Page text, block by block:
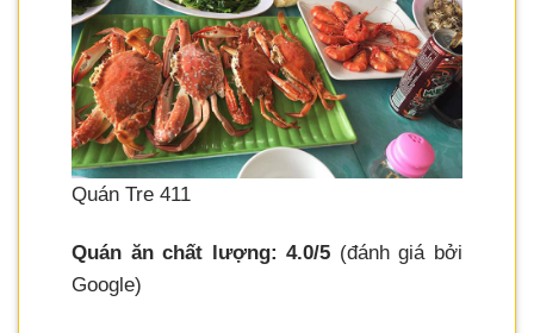
Quán Tre 411
Quán ăn chất lượng: 4.0/5 (đánh giá bởi
Google)